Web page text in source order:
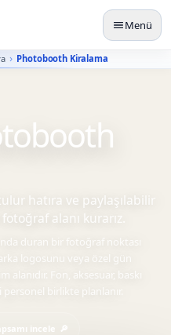
Menü
Photobooth Kiralama
hatıra ve paylaşılabilir
alanı kurarız.
duran bir fotoğraf noktası
logosunu veya özel gün
Fon, aksesuar, baskı
birlikte planlanır.
incele